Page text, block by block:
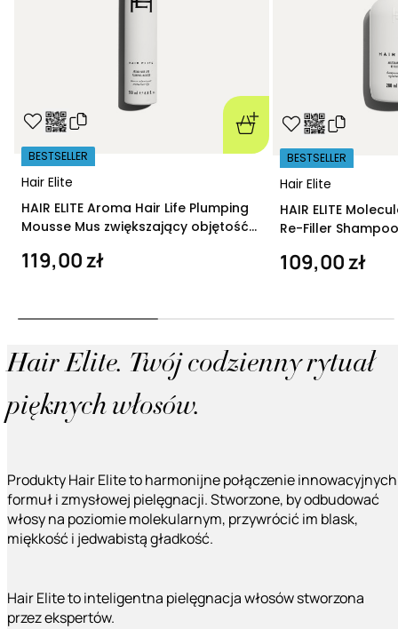
Hair Elite
BESTSELLER
HAIR ELITE Aroma Hair Life Plumping
Mousse Mus zwiększający objętość
119,00 zł
Hair Elite
BESTSELLER
HAIR ELITE
Re-Filler
109,00 zł
Hair Elite. Twój codzienny rytuał
pięknych włosów.
Produkty Hair Elite to harmonijne połączenie innowacyjnych
formuł i zmysłowej pielęgnacji. Stworzone, by odbudować
włosy na poziomie molekularnym, przywrócić im blask,
miękkość i jedwabistą gładkość.
Hair Elite to inteligentna pielęgnacja włosów stworzona
przez ekspertów.